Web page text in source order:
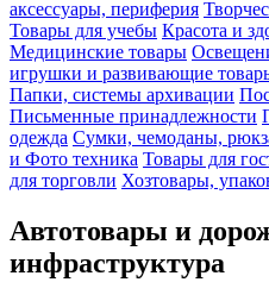
аксессуары, периферия
Товары для учебы Красота и
Медицинские товары
игрушки и развивающие
Папки, системы архивации
Письменные принадлежности
одежда Сумки, чемоданы,
и Фото техника Товары для
для торговли Хозтовары,
Автотовары и
инфраструктура